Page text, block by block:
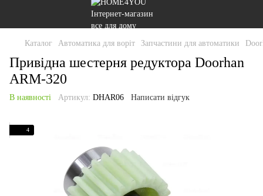
Каталог Автоматика для воріт Запчастини для автоматики
Привідна шестерня редуктора Doorhan
ARM-320
В наявності Артикул: DHAR06 Написати відгук
4